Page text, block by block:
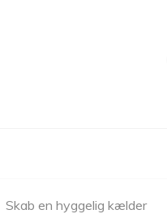
Skab en hyggelig kælder